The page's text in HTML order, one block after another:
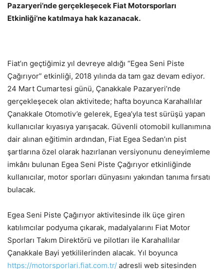
Pazaryeri’nde gerçekleşecek Fiat Motorsporları
Etkinliği’ne katılmaya hak kazanacak.
Fiat’ın geçtiğimiz yıl devreye aldığı “Egea Seni Piste
Çağırıyor” etkinliği, 2018 yılında da tam gaz devam ediyor.
24 Mart Cumartesi günü, Çanakkale Pazaryeri’nde
gerçekleşecek olan aktivitede; hafta boyunca Karahallılar
Çanakkale Otomotiv’e gelerek, Egea’yla test sürüşü yapan
kullanıcılar kıyasıya yarışacak. Güvenli otomobil kullanımına
dair alınan eğitimin ardından, Fiat Egea Sedan’ın pist
şartlarına özel olarak hazırlanan versiyonunu deneyimleme
imkânı bulunan Egea Seni Piste Çağırıyor etkinliğinde
kullanıcılar, motor sporları dünyasını yakından tanıma fırsatı
bulacak.
Egea Seni Piste Çağırıyor aktivitesinde ilk üçe giren
katılımcılar podyuma çıkarak, madalyalarını Fiat Motor
Sporları Takım Direktörü ve pilotları ile Karahallılar
Çanakkale Bayi yetkililerinden alacak. Yıl boyunca
https://motorsporlari.fiat.com.tr/ adresli web sitesinden